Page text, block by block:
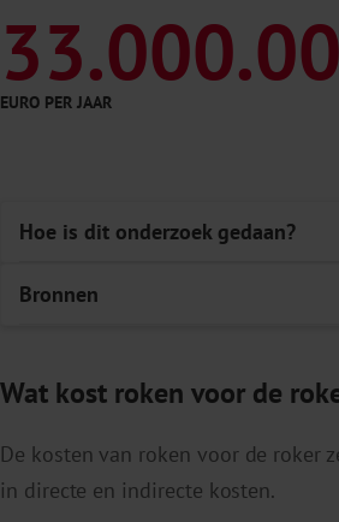
EURO PER JAAR
Hoe is dit onderzoek gedaan?
Bronnen
Publicatienr. 2015-53.
Polder JJ, van Gils PF, Kok L,
T. De rekening van roken.
Wat kost roken voor de
De kosten van roken voor de roker
in directe en indirecte kosten.